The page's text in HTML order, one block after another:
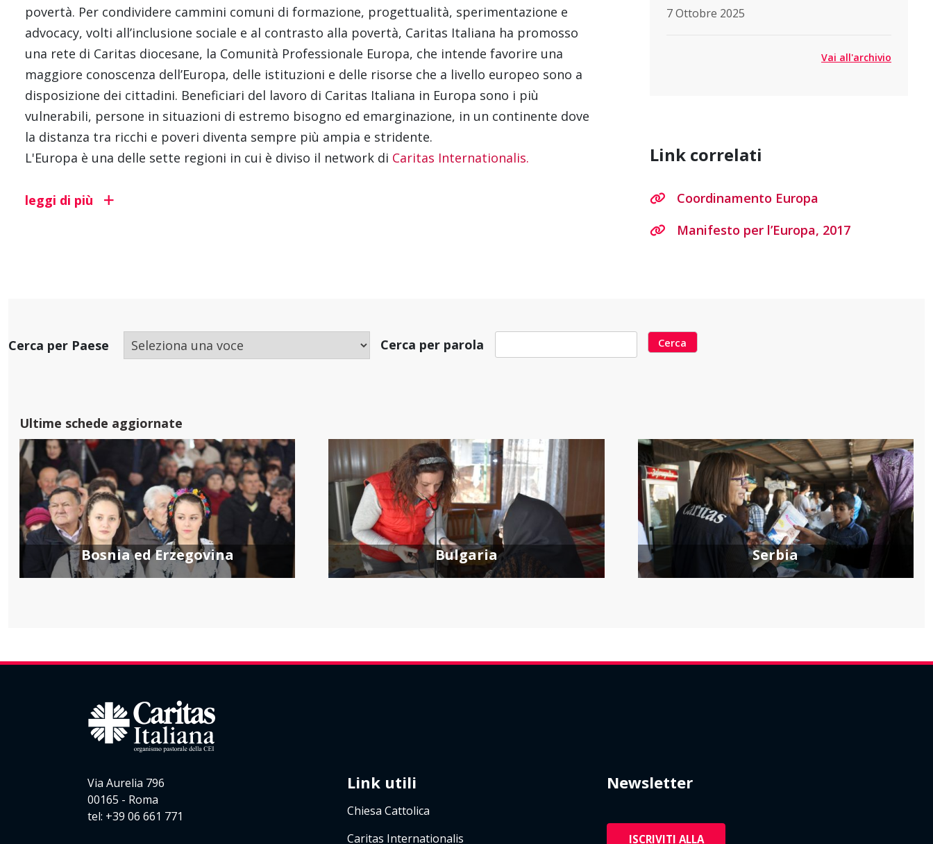
povertà. Per condividere cammini comuni di formazione, progettualità, sperimentazione e
advocacy, volti all’inclusione sociale e al contrasto alla povertà, Caritas Italiana ha promosso
una rete di Caritas diocesane, la Comunità Professionale Europa, che intende favorire una
maggiore conoscenza dell’Europa, delle istituzioni e delle risorse che a livello europeo sono a
disposizione dei cittadini. Beneficiari del lavoro di Caritas Italiana in Europa sono i più
vulnerabili, persone in situazioni di estremo bisogno ed emarginazione, in un continente dove
la distanza tra ricchi e poveri diventa sempre più ampia e stridente.
L'Europa è una delle sette regioni in cui è diviso il network di Caritas Internationalis.
leggi di più
7 Ottobre 2025
Vai all'archivio
Link correlati
Coordinamento Europa
Manifesto per l’Europa, 2017
Cerca per Paese Cerca per parola
Ultime schede aggiornate
Bosnia ed Erzegovina Bulgaria Serbia
Via Aurelia 796
00165 - Roma
tel: +39 06 661 771
Link utili
Chiesa Cattolica
Caritas Internationalis
Newsletter
ISCRIVITI ALLA